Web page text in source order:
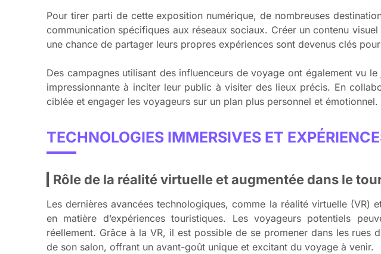
Pour tirer parti de cette exposition numérique, de nombreuses
communication spécifiques aux réseaux sociaux. Créer un contenu
une chance de partager leurs propres expériences sont devenus clés
Des campagnes utilisant des influenceurs de voyage ont également vu
impressionnante à inciter leur public à visiter des lieux précis. En
ciblée et engager les voyageurs sur un plan plus personnel et émotionnel.
TECHNOLOGIES IMMERSIVES ET
Rôle de la réalité virtuelle et augmentée dans le
Les dernières avancées technologiques, comme la réalité virtuelle
en matière d’expériences touristiques. Les voyageurs potentiels
réellement. Grâce à la VR, il est possible de se promener dans les
de son salon, offrant un avant-goût unique et excitant du voyage à venir.